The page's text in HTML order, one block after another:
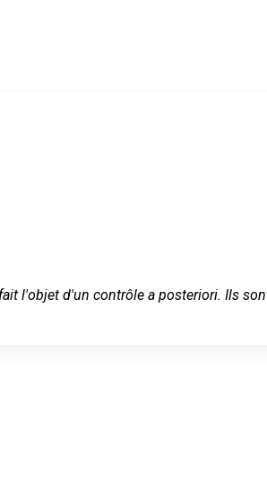
l'objet d'un contrôle a posteriori. Ils